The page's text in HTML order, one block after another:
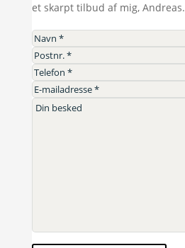
et skarpt tilbud af mig, Andreas.